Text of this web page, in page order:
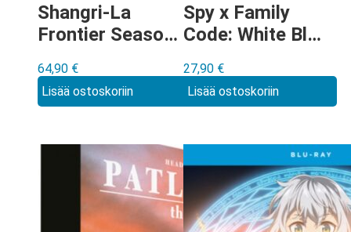
Shangri-La
Frontier Season
64,90 €
Lisää ostoskoriin
Spy x Family
Code: White Blu-
27,90 €
Lisää ostoskoriin